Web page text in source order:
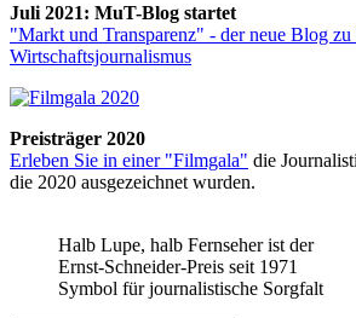
Juli 2021: MuT-Blog startet
"Markt und Transparenz" - der neue Blog zu
Wirtschaftsjournalismus
Preisträger 2020
Erleben Sie in einer "Filmgala" die
die 2020 ausgezeichnet wurden.
Halb Lupe, halb Fernseher ist der
Ernst-Schneider-Preis seit 1971
Symbol für journalistische Sorgfalt